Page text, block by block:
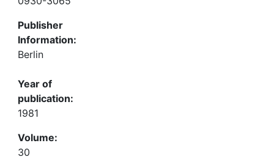
Publisher
Information:
Berlin
Year of
publication:
1981
Volume:
30